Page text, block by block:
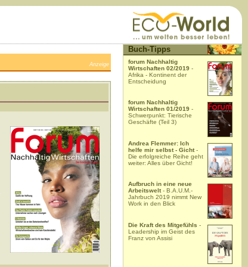
Anzeige
Buch-Tipps
forum Nachhaltig
Wirtschaften 02/2019 -
Afrika - Kontinent der
Entscheidung
forum Nachhaltig
Wirtschaften 01/2019 -
Schwerpunkt: Tierische
Geschäfte (Teil 3)
Andrea Flemmer: Ich
helfe mir selbst - Gicht -
Die erfolgreiche Reihe geht
weiter: Alles über Gicht!
Aufbruch in eine neue
Arbeitswelt - B.A.U.M.-
Jahrbuch 2019 nimmt New
Work in den Blick
Die Kraft des Mitgefühls -
Leadership im Geist des
Franz von Assisi